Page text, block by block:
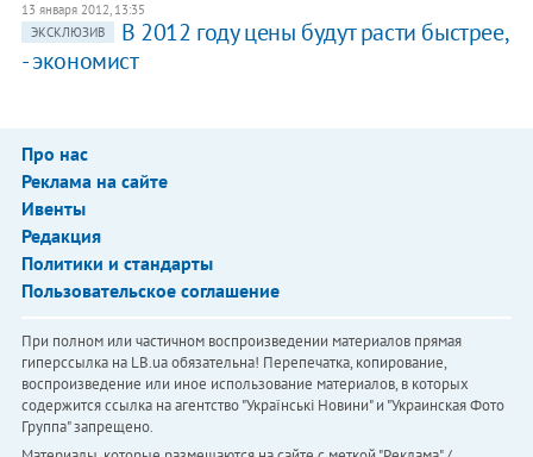
13 января 2012, 13:35
ЭКСКЛЮЗИВ
В 2012 году цены будут расти быстрее,
- экономист
Про нас
Реклама на сайте
Ивенты
Редакция
Политики и стандарты
Пользовательское соглашение
При полном или частичном воспроизведении материалов прямая
гиперссылка на LB.ua обязательна! Перепечатка, копирование,
воспроизведение или иное использование материалов, в которых
содержится ссылка на агентство "Українськi Новини" и "Украинская Фото
Группа" запрещено.